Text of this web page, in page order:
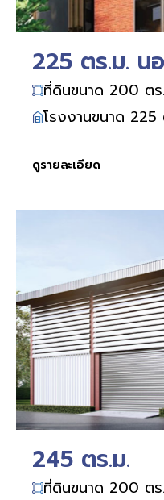
225 ตร.ม. น
ที่ดินขนาด 200 ตร
โรงงานขนาด
ดูรายละเอียด
245 ตร.ม.
ที่ดินขนาด 200 ตร